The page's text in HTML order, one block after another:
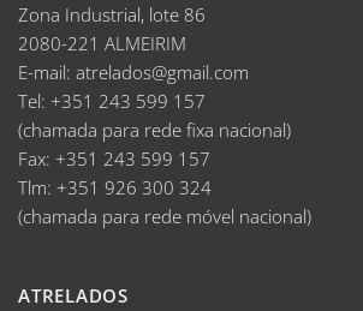
Zona Industrial, lote 86
2080-221 ALMEIRIM
E-mail: atrelados@gmail.com
Tel: +351 243 599 157
(chamada para rede fixa nacional)
Fax: +351 243 599 157
Tlm: +351 926 300 324
(chamada para rede móvel nacional)
ATRELADOS